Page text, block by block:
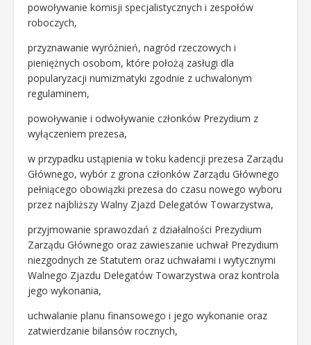
powoływanie komisji specjalistycznych i zespołów
roboczych,
przyznawanie wyróżnień, nagród rzeczowych i
pieniężnych osobom, które położą zasługi dla
popularyzacji numizmatyki zgodnie z uchwalonym
regulaminem,
powoływanie i odwoływanie członków Prezydium z
wyłączeniem prezesa,
w przypadku ustąpienia w toku kadencji prezesa Zarządu
Głównego, wybór z grona członków Zarządu Głównego
pełniącego obowiązki prezesa do czasu nowego wyboru
przez najbliższy Walny Zjazd Delegatów Towarzystwa,
przyjmowanie sprawozdań z działalności Prezydium
Zarządu Głównego oraz zawieszanie uchwał Prezydium
niezgodnych ze Statutem oraz uchwałami i wytycznymi
Walnego Zjazdu Delegatów Towarzystwa oraz kontrola
jego wykonania,
uchwalanie planu finansowego i jego wykonanie oraz
zatwierdzanie bilansów rocznych,